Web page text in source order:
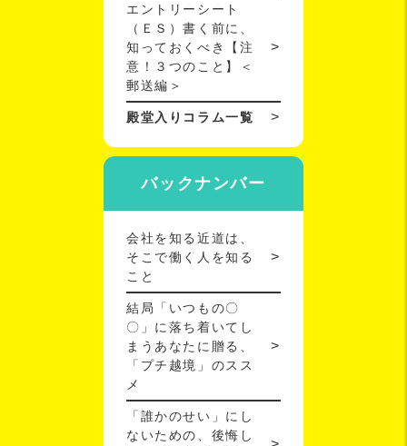
エントリーシート
（ＥＳ）書く前に、
知っておくべき【注
意！３つのこと】＜
郵送編＞
殿堂入りコラム一覧
バックナンバー
会社を知る近道は、
そこで働く人を知る
こと
結局「いつもの〇
〇」に落ち着いてし
まうあなたに贈る、
「プチ越境」のスス
メ
「誰かのせい」にし
ないための、後悔し